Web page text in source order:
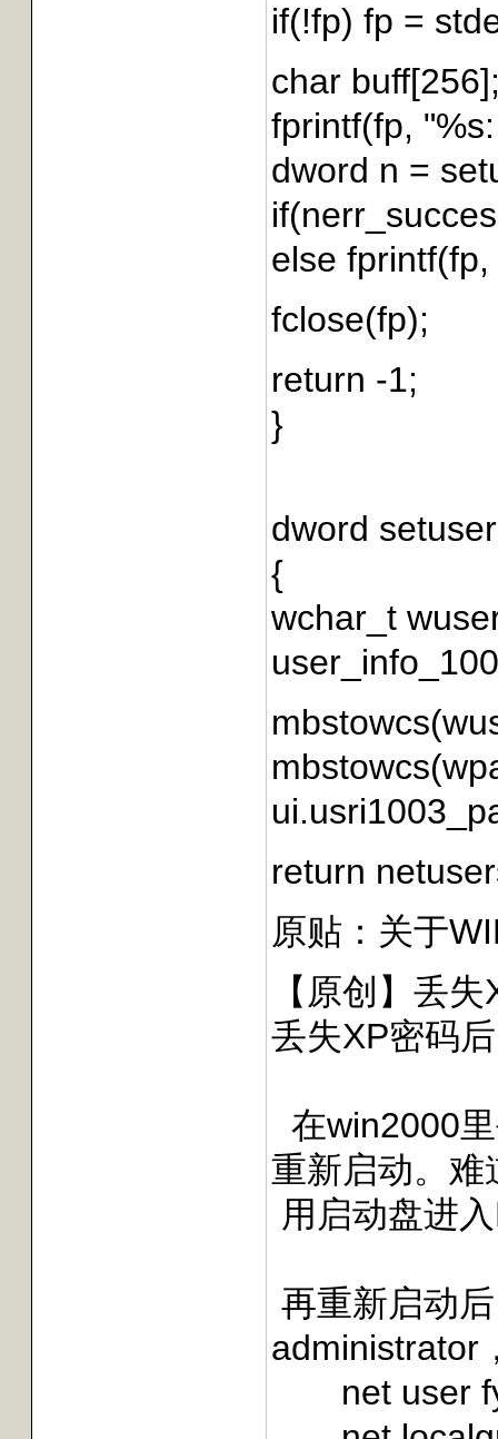
if(!fp) fp =
char
fprintf(fp,
dword n =
else
fclose(fp);
return -1;
}
dword
{
wchar_t
return
原贴： 关于
【原创】丢
丢失XP密码
在win2000
重新启动。难
用启动盘进
再重新启动
administrator
net user